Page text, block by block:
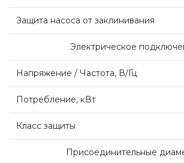
Защита насоса от заклинивания
Электрическое
Напряжение / Частота, В/Гц
Потребление, кВт
Класс защиты
Присоединительные